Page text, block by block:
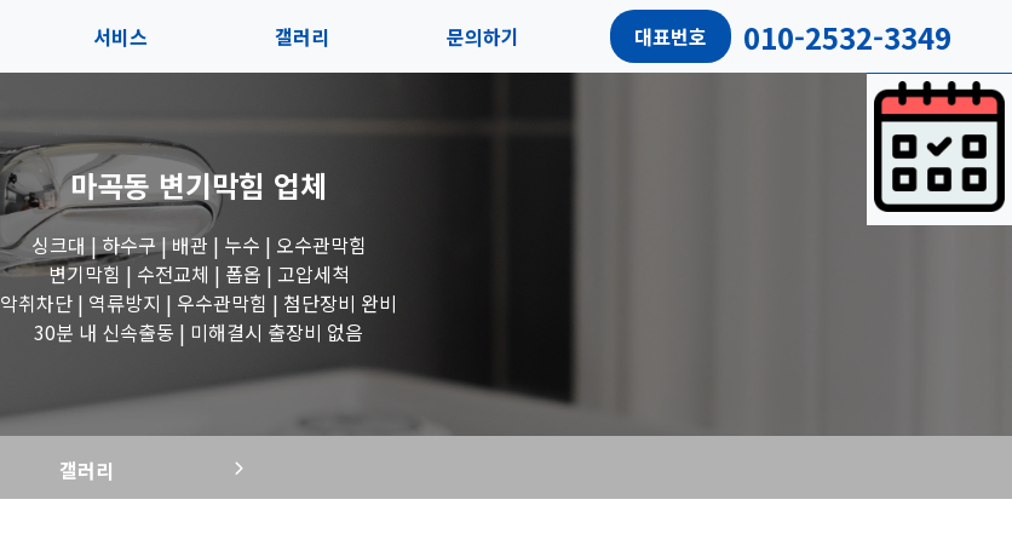
서비스
블로그
갤러리
수도꼭지 작업
세면대 작업
변기 작업
문의하기 대표번호 010-2532-3349
마곡동 변기막힘 업체
싱크대 | 하수구 | 배관 | 누수 | 오수관막힘
변기막힘 | 수전교체 | 폽옵 | 고압세척
악취차단 | 역류방지 | 우수관막힘 | 첨단장비 완비
30분 내 신속출동 | 미해결시 출장비 없음
갤러리